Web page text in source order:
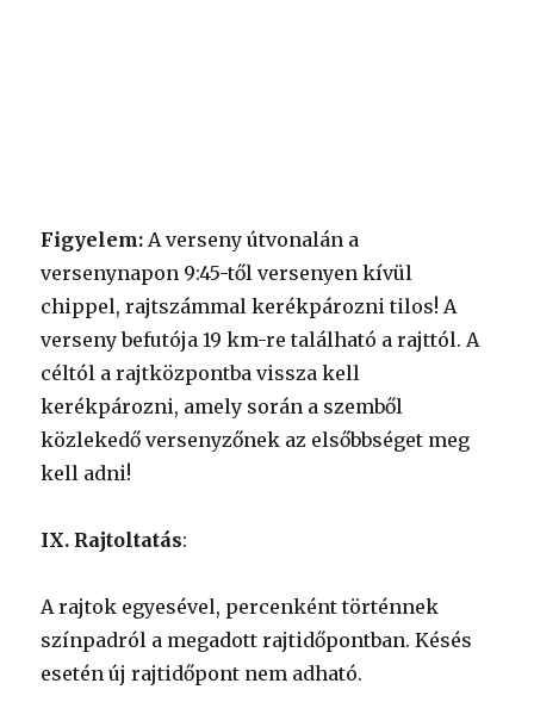
Figyelem: A verseny útvonalán a
versenynapon 9:45-től versenyen kívül
chippel, rajtszámmal kerékpározni tilos! A
verseny befutója 19 km-re található a rajttól. A
céltól a rajtközpontba vissza kell
kerékpározni, amely során a szemből
közlekedő versenyzőnek az elsőbbséget meg
kell adni!
IX. Rajtoltatás:
A rajtok egyesével, percenként történnek
színpadról a megadott rajtidőpontban. Késés
esetén új rajtidőpont nem adható.